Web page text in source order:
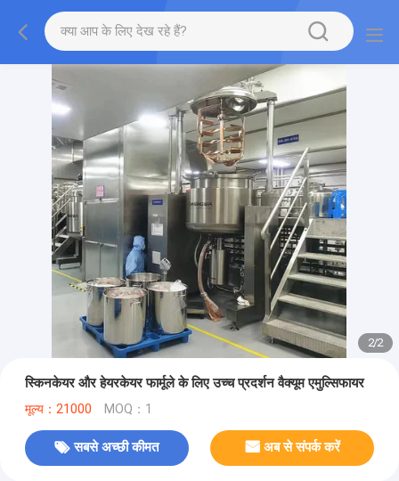
2/2
स्किनकेयर और हेयरकेयर फार्मूले के लिए उच्च प्रदर्शन वैक्यूम एमुल्सिफायर
मूल्य：21000 MOQ：1
सबसे अच्छी कीमत अब से संपर्क करें